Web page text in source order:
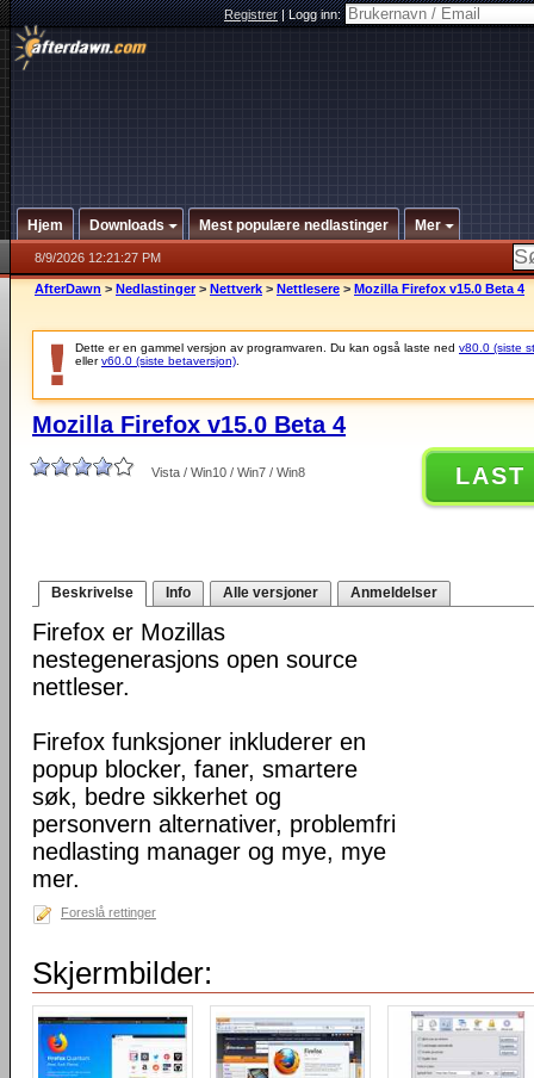
Registrer|Logg inn:
Hjem Downloads Mest populære nedlastinger Mer
8/9/2026 12:21:27 PM
AfterDawn > Nedlastinger > Nettverk > Nettlesere > Mozilla Firefox v15.0 Beta 4
Dette er en gammel versjon av programvaren. Du kan også laste ned v80.0 (siste
ellerv60.0 (siste betaversjon)
Mozilla Firefox v15.0 Beta 4
Vista / Win10 / Win7 / Win8 LAST
Beskrivelse Info Alle versjoner Anmeldelser
Firefox er Mozillas
nestegenerasjons open source
nettleser.
Firefox funksjoner inkluderer en
popup blocker, faner, smartere
søk, bedre sikkerhet og
personvern alternativer, problemfri
nedlasting manager og mye, mye
mer.
Foreslå rettinger
Skjermbilder: